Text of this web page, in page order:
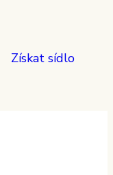
Získat sídlo